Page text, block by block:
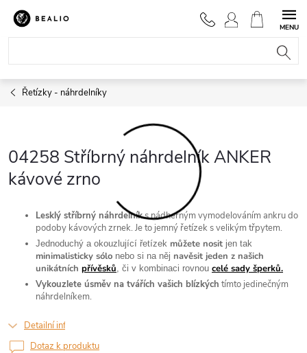
Přejít
obsah
NÁKUPNÍ
KOŠÍK
Řetízky - náhrdelníky
04258 Stříbrný náhrdelník ANKER
kávové zrno
Lesklý stříbrný náhrdelníks nádherným vymodelováním ankru do
podoby kávových zrnek. Je to jemný řetízek s velikým třpytem.
Jednoduchý a okouzlující řetízek můžete nosit jen tak
minimalisticky sólo nebo si na něj navěsit jeden z našich
unikátních přívěsků, či v kombinaci rovnou celé sady šperků.
Vykouzlete úsměv na tvářích vašich blízkých tímto jedinečným
náhrdelníkem.
Detailní informace
Dotaz k produktu